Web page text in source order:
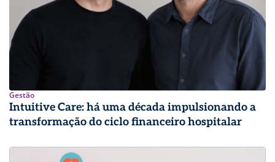
Gestão
Intuitive Care: há uma década impulsionando a
transformação do ciclo financeiro hospitalar